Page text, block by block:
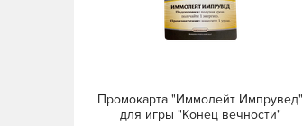
Промокарта "Иммолейт Импрувед"
для игры "Конец вечности"